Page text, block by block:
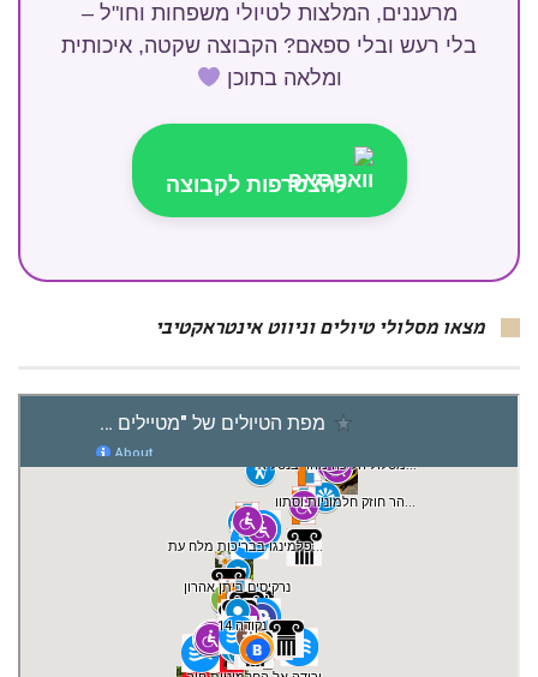
מרעננים, המלצות לטיולי משפחות וחו"ל –
בלי רעש ובלי ספאם? הקבוצה שקטה, איכותית
ומלאה בתוכן
להצטרפות לקבוצה
מצאו מסלולי טיולים וניווט אינטראקטיבי